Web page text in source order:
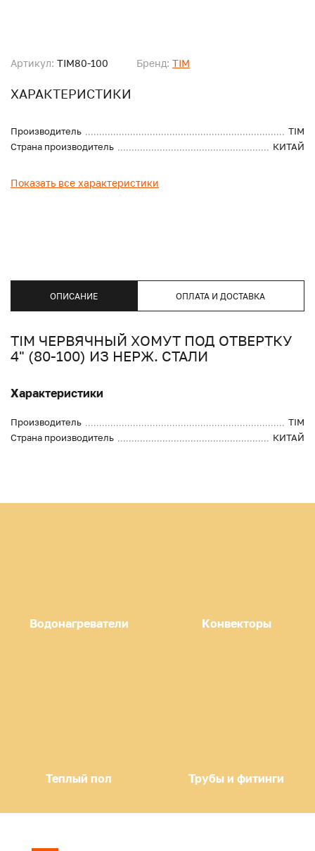
Артикул: TIM80-100 Бренд: TIM
ХАРАКТЕРИСТИКИ
Производитель
TIM
Страна производитель
КИТАЙ
Показать все характеристики
ОПИСАНИЕ ОПЛАТА И ДОСТАВКА
TIM ЧЕРВЯЧНЫЙ ХОМУТ ПОД ОТВЕРТКУ
4" (80-100) ИЗ НЕРЖ. СТАЛИ
Характеристики
Производитель
TIM
Страна производитель
КИТАЙ
Водонагреватели Конвекторы
Теплый пол Трубы и фитинги